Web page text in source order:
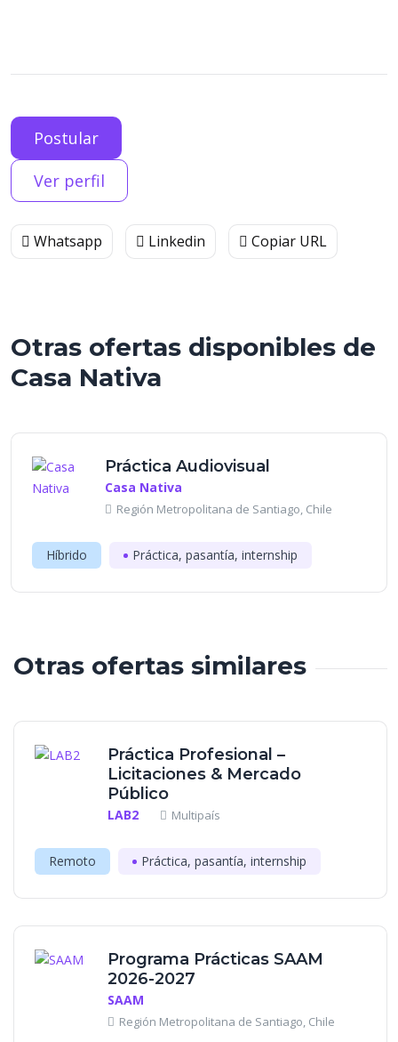
Postular
Ver perfil
Whatsapp Linkedin Copiar URL
Otras ofertas disponibles de
Casa Nativa
Práctica Audiovisual
Casa Nativa
Región Metropolitana de Santiago, Chile
Híbrido Práctica, pasantía, internship
Otras ofertas similares
Práctica Profesional –
Licitaciones & Mercado
Público
LAB2 Multipaís
Remoto Práctica, pasantía, internship
Programa Prácticas SAAM
2026-2027
SAAM
Región Metropolitana de Santiago, Chile